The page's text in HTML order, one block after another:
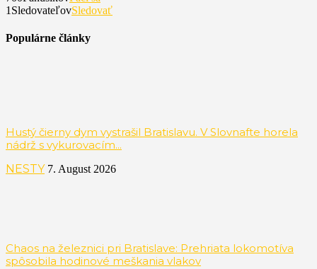
1 SledovateľovSledovať
Populárne články
Hustý čierny dym vystrašil Bratislavu. V Slovnafte horela
nádrž s vykurovacím...
NESTY 7. August 2026
Chaos na železnici pri Bratislave: Prehriata lokomotíva
spôsobila hodinové meškania vlakov